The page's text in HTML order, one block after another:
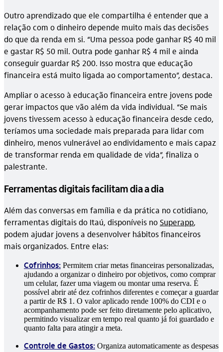
Outro aprendizado que ele compartilha é entender que a
relação com o dinheiro depende muito mais das decisões
do que da renda em si. “Uma pessoa pode ganhar R$ 40 mil
e gastar R$ 50 mil. Outra pode ganhar R$ 4 mil e ainda
conseguir guardar R$ 200. Isso mostra que educação
financeira está muito ligada ao comportamento”, destaca.
Ampliar o acesso à educação financeira entre jovens pode
gerar impactos que vão além da vida individual. “Se mais
jovens tivessem acesso à educação financeira desde cedo,
teríamos uma sociedade mais preparada para lidar com
dinheiro, menos vulnerável ao endividamento e mais capaz
de transformar renda em qualidade de vida”, finaliza o
palestrante.
Ferramentas digitais facilitam dia a dia
Além das conversas em família e da prática no cotidiano,
ferramentas digitais do Itaú, disponíveis noSuperapp,
podem ajudar jovens a desenvolver hábitos financeiros
mais organizados. Entre elas:
Cofrinhos: Permitem criar metas financeiras personalizadas,
ajudando a organizar o dinheiro por objetivos, como comprar
um celular, fazer uma viagem ou montar uma reserva. É
possível abrir até dez cofrinhos diferentes e começar a guardar
a partir de R$ 1. O valor aplicado rende 100% do CDI e o
acompanhamento pode ser feito diretamente pelo aplicativo,
permitindo visualizar em tempo real quanto já foi guardado e
quanto falta para atingir a meta.
Controle de Gastos: Organiza automaticamente as despesas